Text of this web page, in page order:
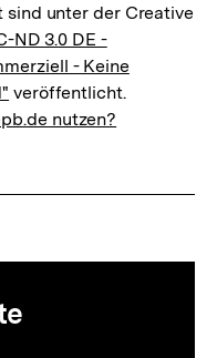
sind unter der Creative
ND 3.0 DE -
- Keine
veröffentlicht.
nutzen?